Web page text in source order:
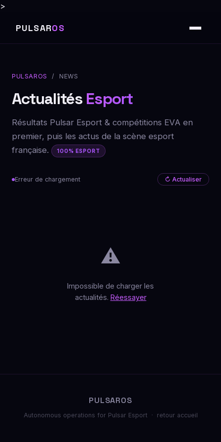
>
PULSAROS
PULSAROS / NEWS
Actualités Esport
Résultats Pulsar Esport & compétitions EVA en
premier, puis les actus de la scène esport
française.
100% ESPORT
Erreur de chargement ↻ Actualiser
⚠️
Impossible de charger les
actualités. Réessayer
PULSAROS
Autonomous operations for Pulsar Esport · retour accueil